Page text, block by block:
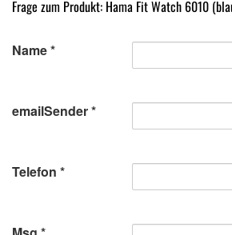
Frage zum Produkt: Hama Fit Watch 6010
Name
emailSender
Telefon